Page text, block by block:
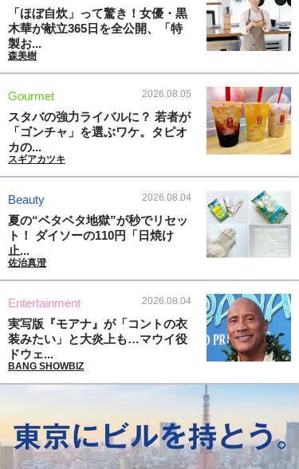
「ほぼ自炊」って驚き！女優・黒
木華が献立365日を全公開、「特
製お...
森美樹
Gourmet 2026.08.05
スタバの強力ライバルに？ 若者が
「ゴンチャ」を選ぶワケ。タピオ
カの...
スギアカツキ
Beauty 2026.08.04
夏の“ベタベタ地獄”が秒でリセッ
ト！ ダイソーの110円「日焼け
止...
佐治真澄
Entertainment 2026.08.04
実写版『モアナ』が「コントの衣
装みたい」と大炎上も…マウイ役
ドウェ...
BANG SHOWBIZ